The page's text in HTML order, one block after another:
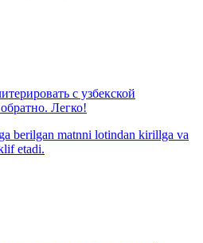
с узбекской
Легко!
berilgan matnni lotindan kirillga va
etadi.